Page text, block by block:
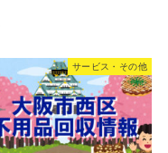
サービス・その他